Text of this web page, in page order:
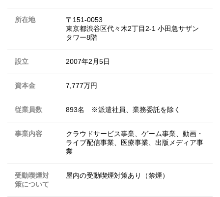
所在地
〒151-0053
東京都渋谷区代々木2丁目2-1 小田急サザン
タワー8階
設立 2007年2月5日
資本金 7,777万円
従業員数 893名 ※派遣社員、業務委託を除く
事業内容
クラウドサービス事業、ゲーム事業、動画・
ライブ配信事業、医療事業、出版メディア事
業
受動喫煙対
策について
屋内の受動喫煙対策あり（禁煙）